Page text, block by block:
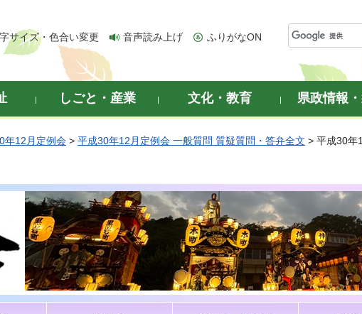
サイズ・色合い変更 音声読み上げ ふりがなON
しごと・産業 文化・教育 県政情報
年12月定例会 > 平成30年12月定例会 一般質問 質疑質問・答弁全文 > 平成30年